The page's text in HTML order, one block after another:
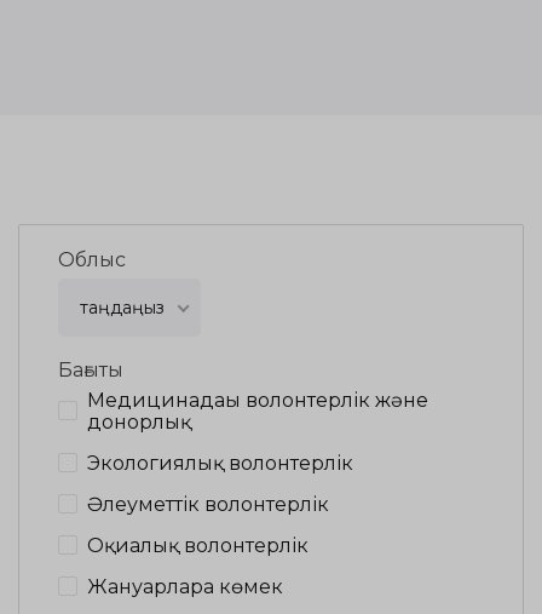
Облыс
таңдаңыз
Бағыты
Медицинадағы волонтерлік және
донорлық
Экологиялық волонтерлік
Әлеуметтік волонтерлік
Оқиғалық волонтерлік
Жануарларға көмек